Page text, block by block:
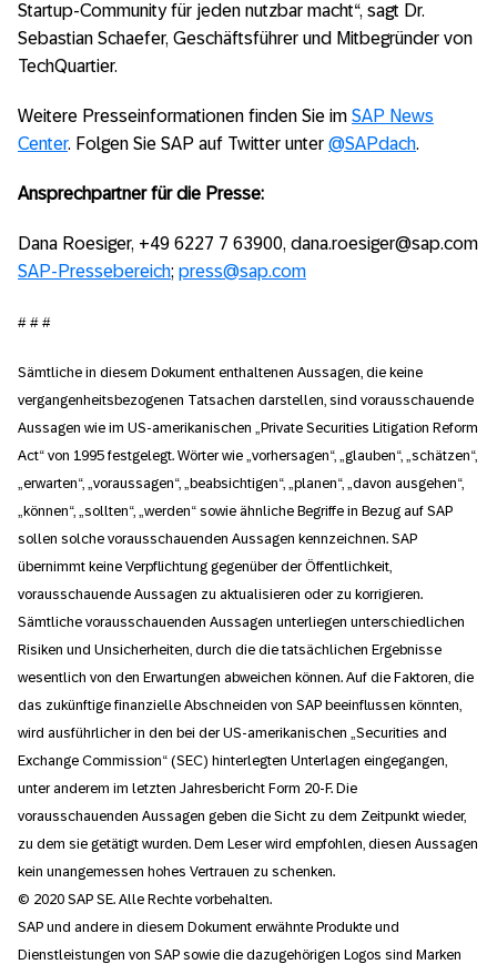
Startup-Community für jeden nutzbar macht“, sagt Dr.
Sebastian Schaefer, Geschäftsführer und Mitbegründer von
TechQuartier.
Weitere Presseinformationen finden Sie im SAP News
Center. Folgen Sie SAP auf Twitter unter @SAPdach.
Ansprechpartner für die Presse:
Dana Roesiger, +49 6227 7 63900, dana.roesiger@sap.com
SAP-Pressebereich; press@sap.com
# # #
Sämtliche in diesem Dokument enthaltenen Aussagen, die keine
vergangenheitsbezogenen Tatsachen darstellen, sind vorausschauende
Aussagen wie im US-amerikanischen „Private Securities Litigation Reform
Act“ von 1995 festgelegt. Wörter wie „vorhersagen“, „glauben“, „schätzen“,
„erwarten“, „voraussagen“, „beabsichtigen“, „planen“, „davon ausgehen“,
„können“, „sollten“, „werden“ sowie ähnliche Begriffe in Bezug auf SAP
sollen solche vorausschauenden Aussagen kennzeichnen. SAP
übernimmt keine Verpflichtung gegenüber der Öffentlichkeit,
vorausschauende Aussagen zu aktualisieren oder zu korrigieren.
Sämtliche vorausschauenden Aussagen unterliegen unterschiedlichen
Risiken und Unsicherheiten, durch die die tatsächlichen Ergebnisse
wesentlich von den Erwartungen abweichen können. Auf die Faktoren, die
das zukünftige finanzielle Abschneiden von SAP beeinflussen könnten,
wird ausführlicher in den bei der US-amerikanischen „Securities and
Exchange Commission“ (SEC) hinterlegten Unterlagen eingegangen,
unter anderem im letzten Jahresbericht Form 20-F. Die
vorausschauenden Aussagen geben die Sicht zu dem Zeitpunkt wieder,
zu dem sie getätigt wurden. Dem Leser wird empfohlen, diesen Aussagen
kein unangemessen hohes Vertrauen zu schenken.
© 2020 SAP SE. Alle Rechte vorbehalten.
SAP und andere in diesem Dokument erwähnte Produkte und
Dienstleistungen von SAP sowie die dazugehörigen Logos sind Marken